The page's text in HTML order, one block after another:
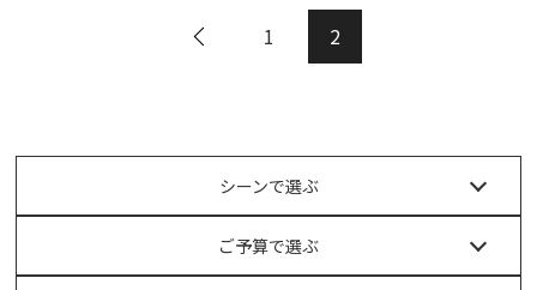
1 2
シーンで選ぶ
ご予算で選ぶ